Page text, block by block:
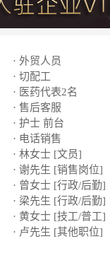
· 外贸人员
· 切配工
· 医药代表2名
· 售后客服
· 护士 前台
· 电话销售
· 林女士 [文员]
· 谢先生 [销售岗位]
· 曾女士 [行政/后勤]
· 梁先生 [行政/后勤]
· 黄女士 [技工/普工]
· 卢先生 [其他职位]